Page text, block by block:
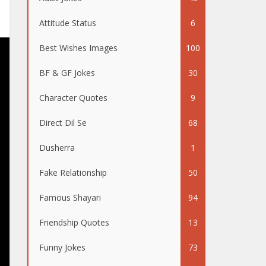
Attitude Status 6
Best Wishes Images 100
BF & GF Jokes 30
Character Quotes 9
Direct Dil Se 68
Dusherra 1
Fake Relationship 50
Famous Shayari 94
Friendship Quotes 13
Funny Jokes 73